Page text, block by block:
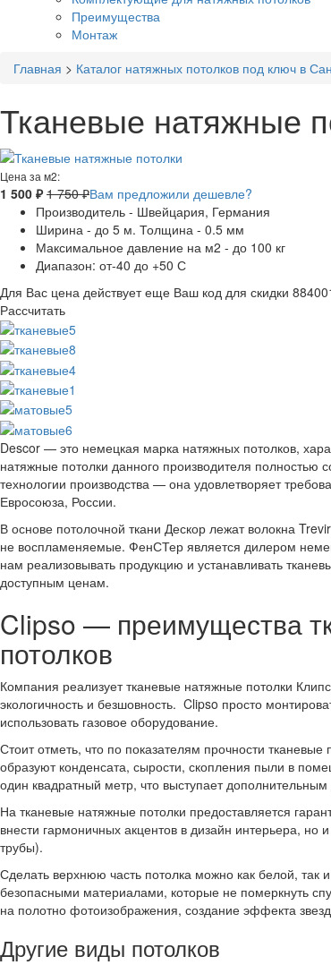
Преимущества
Монтаж
Главная > Каталог натяжных потолков под ключ в
Тканевые натяжные
Цена за м2:
1 500 ₽ 1 750 ₽Вам предложили дешевле?
Производитель - Швейцария, Германия
Ширина - до 5 м. Толщина - 0.5 мм
Максимальное давление на м2 - до 100 кг
Диапазон: от-40 до +50 С
Для Вас цена действует еще Ваш код для скидки
Рассчитать
Descor — это немецкая марка натяжных потолков,
натяжные потолки данного производителя полностью
технологии производства — она удовлетворяет
Евросоюза, России.
В основе потолочной ткани Дескор лежат волокна
не воспламеняемые. ФенСТер является дилером
нам реализовывать продукцию и устанавливать
доступным ценам.
Clipso — преимущества
потолков
Компания реализует тканевые натяжные потолки
экологичность и безшовность. Clipso просто
использовать газовое оборудование.
Стоит отметь, что по показателям прочности
образуют конденсата, сырости, скопления пыли в
один квадратный метр, что выступает
На тканевые натяжные потолки предоставляется
внести гармоничных акцентов в дизайн интерьера, но
трубы).
Сделать верхнюю часть потолка можно как белой, так
безопасными материалами, которые не померкнуть
на полотно фотоизображения, создание эффекта
Другие виды потолков